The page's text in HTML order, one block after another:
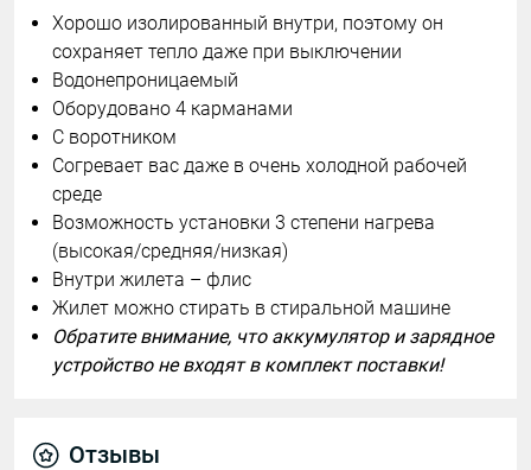
Хорошо изолированный внутри, поэтому он
сохраняет тепло даже при выключении
Водонепроницаемый
Оборудовано 4 карманами
С воротником
Согревает вас даже в очень холодной рабочей
среде
Возможность установки 3 степени нагрева
(высокая/средняя/низкая)
Внутри жилета – флис
Жилет можно стирать в стиральной машине
Обратите внимание, что аккумулятор и зарядное
устройство не входят в комплект поставки!
Отзывы